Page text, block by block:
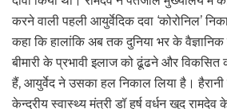
करने वाली पहली आयुर्वेदिक दवा ‘कोरोनिल’
कहा कि हालांकि अब तक दुनिया भर के
बीमारी के प्रभावी इलाज को ढूंढने और
हैं, आयुर्वेद ने उसका हल निकाल लिया है। हैरानी
केन्द्रीय स्वास्थ्य मंत्री डॉ हर्ष वर्धन खुद